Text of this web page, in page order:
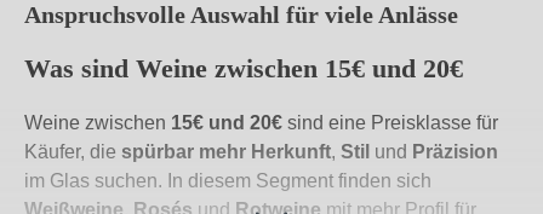
Anspruchsvolle Auswahl für viele Anlässe
Was sind Weine zwischen 15€ und 20€
Weine zwischen 15€ und 20€ sind eine Preisklasse für
Käufer, die spürbar mehr Herkunft, Stil und Präzision
im Glas suchen. In diesem Segment finden sich
Weißweine, Rosés und Rotweine mit mehr Profil für